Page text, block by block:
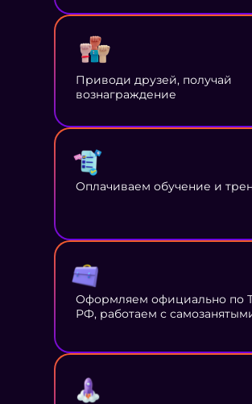
Приводи друзей, получай
вознаграждение
Оплачиваем обучение и
Оформляем официально по
РФ, работаем с